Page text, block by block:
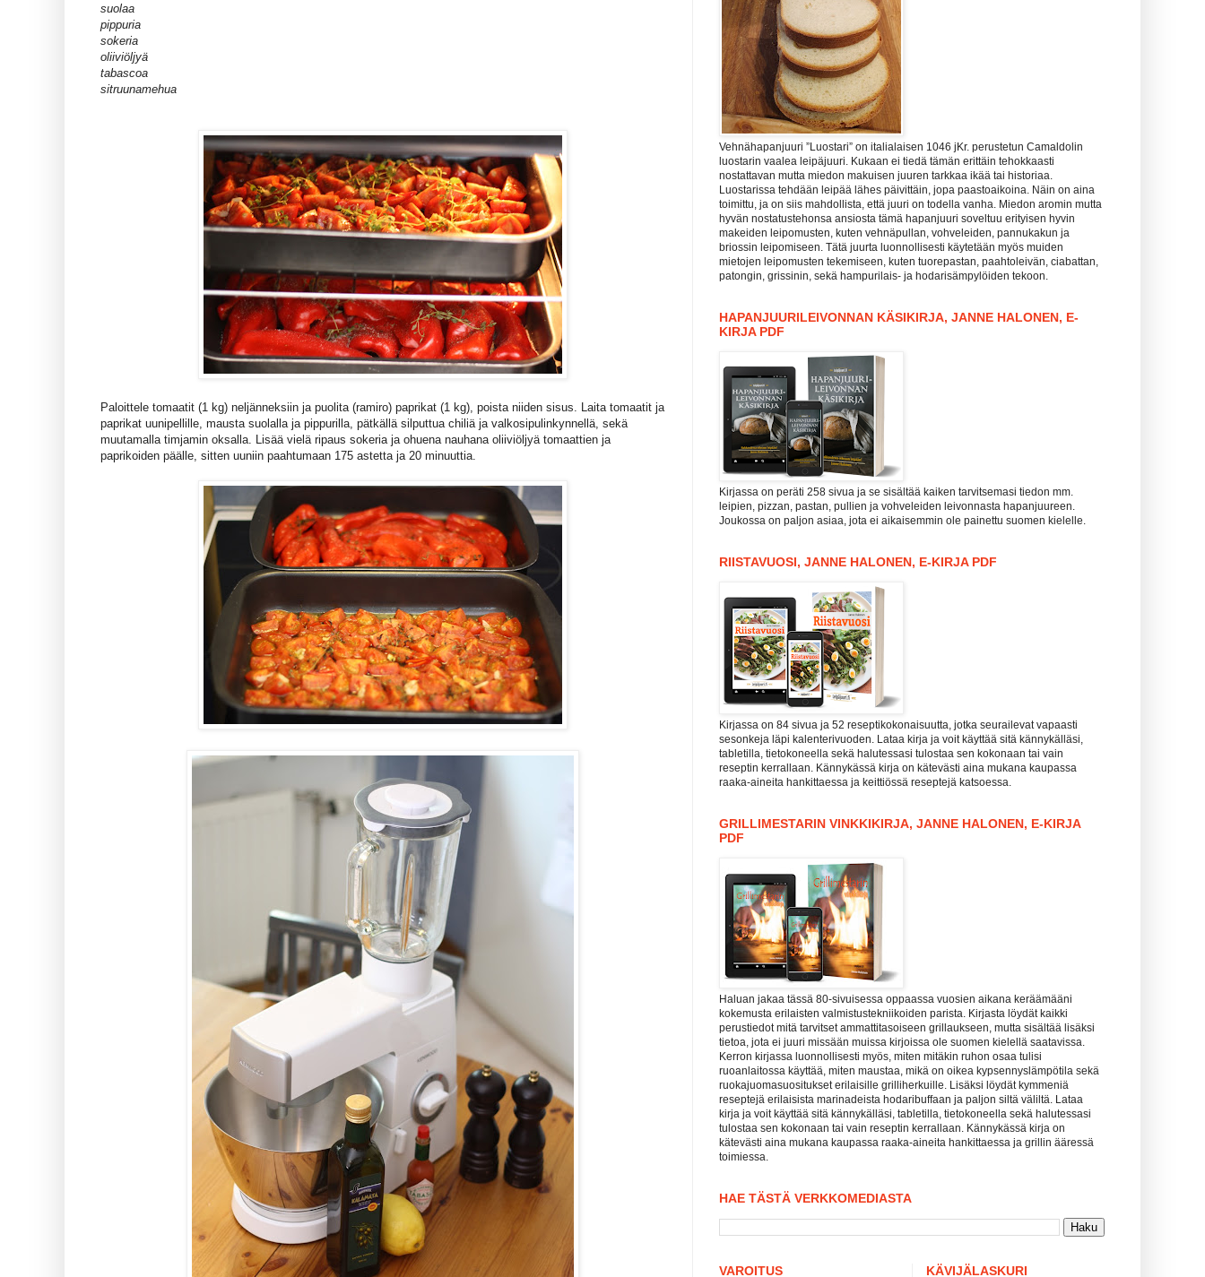
suolaa
pippuria
sokeria
oliiviöljyä
tabascoa
sitruunamehua
Paloittele tomaatit (1 kg) neljänneksiin ja puolita (ramiro) paprikat (1 kg), poista niiden sisus. Laita tomaatit ja
paprikat uunipellille, mausta suolalla ja pippurilla, pätkällä silputtua chiliä ja valkosipulinkynnellä, sekä
muutamalla timjamin oksalla. Lisää vielä ripaus sokeria ja ohuena nauhana oliiviöljyä tomaattien ja
paprikoiden päälle, sitten uuniin paahtumaan 175 astetta ja 20 minuuttia.
Vehnähapanjuuri ”Luostari” on italialaisen 1046 jKr. perustetun Camaldolin
luostarin vaalea leipäjuuri. Kukaan ei tiedä tämän erittäin tehokkaasti
nostattavan mutta miedon makuisen juuren tarkkaa ikää tai historiaa.
Luostarissa tehdään leipää lähes päivittäin, jopa paastoaikoina. Näin on aina
toimittu, ja on siis mahdollista, että juuri on todella vanha. Miedon aromin mutta
hyvän nostatustehonsa ansiosta tämä hapanjuuri soveltuu erityisen hyvin
makeiden leipomusten, kuten vehnäpullan, vohveleiden, pannukakun ja
briossin leipomiseen. Tätä juurta luonnollisesti käytetään myös muiden
mietojen leipomusten tekemiseen, kuten tuorepastan, paahtoleivän, ciabattan,
patongin, grissinin, sekä hampurilais- ja hodarisämpylöiden tekoon.
HAPANJUURILEIVONNAN KÄSIKIRJA, JANNE HALONEN, E-
KIRJA PDF
Kirjassa on peräti 258 sivua ja se sisältää kaiken tarvitsemasi tiedon mm.
leipien, pizzan, pastan, pullien ja vohveleiden leivonnasta hapanjuureen.
Joukossa on paljon asiaa, jota ei aikaisemmin ole painettu suomen kielelle.
RIISTAVUOSI, JANNE HALONEN, E-KIRJA PDF
Kirjassa on 84 sivua ja 52 reseptikokonaisuutta, jotka seurailevat vapaasti
sesonkeja läpi kalenterivuoden. Lataa kirja ja voit käyttää sitä kännykälläsi,
tabletilla, tietokoneella sekä halutessasi tulostaa sen kokonaan tai vain
reseptin kerrallaan. Kännykässä kirja on kätevästi aina mukana kaupassa
raaka-aineita hankittaessa ja keittiössä reseptejä katsoessa.
GRILLIMESTARIN VINKKIKIRJA, JANNE HALONEN, E-KIRJA
PDF
Haluan jakaa tässä 80-sivuisessa oppaassa vuosien aikana keräämääni
kokemusta erilaisten valmistustekniikoiden parista. Kirjasta löydät kaikki
perustiedot mitä tarvitset ammattitasoiseen grillaukseen, mutta sisältää lisäksi
tietoa, jota ei juuri missään muissa kirjoissa ole suomen kielellä saatavissa.
Kerron kirjassa luonnollisesti myös, miten mitäkin ruhon osaa tulisi
ruoanlaitossa käyttää, miten maustaa, mikä on oikea kypsennyslämpötila sekä
ruokajuomasuositukset erilaisille grilliherkuille. Lisäksi löydät kymmeniä
reseptejä erilaisista marinadeista hodaribuffaan ja paljon siltä väliltä. Lataa
kirja ja voit käyttää sitä kännykälläsi, tabletilla, tietokoneella sekä halutessasi
tulostaa sen kokonaan tai vain reseptin kerrallaan. Kännykässä kirja on
kätevästi aina mukana kaupassa raaka-aineita hankittaessa ja grillin ääressä
toimiessa.
HAE TÄSTÄ VERKKOMEDIASTA
VAROITUS KÄVIJÄLASKURI